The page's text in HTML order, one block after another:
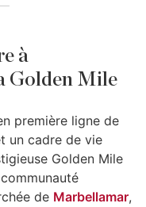
à
Golden Mile
première ligne de
un cadre de vie
Golden Mile
de Marbellamar,